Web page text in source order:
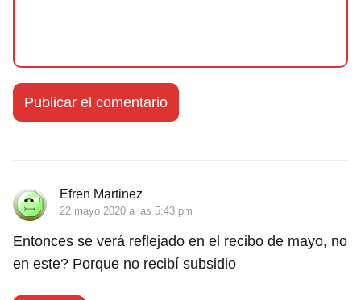
Efren Martinez
22 mayo 2020 a las 5:43 pm
Entonces se verá reflejado en el recibo de mayo, no
en este? Porque no recibí subsidio